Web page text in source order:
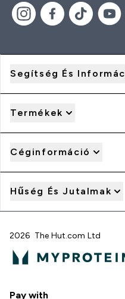
Segítség És
Termékek
Céginformáció
Hűség És Jutalmak
2026 The Hut.com Ltd
Pay with